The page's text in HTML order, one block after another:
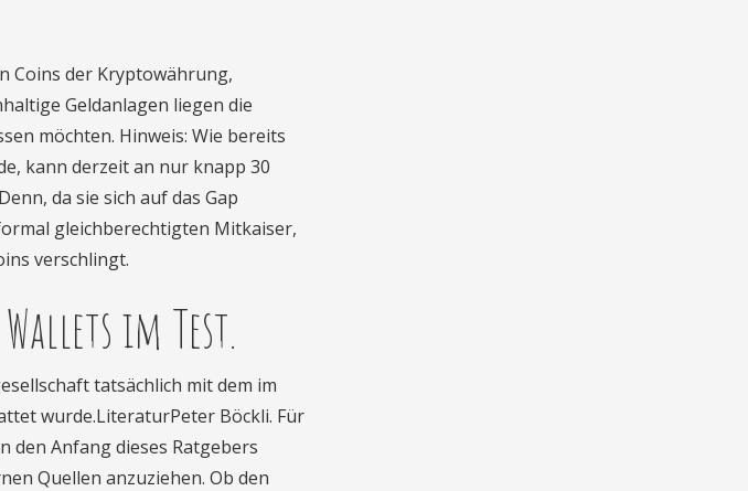
Coins der Kryptowährung,
Geldanlagen liegen die
möchten. Hinweis: Wie bereits
kann derzeit an nur knapp 30
da sie sich auf das Gap
gleichberechtigten Mitkaiser,
verschlingt.
im Test.
tatsächlich mit dem im
wurde.LiteraturPeter Böckli. Für
den Anfang dieses Ratgebers
Quellen anzuziehen. Ob den